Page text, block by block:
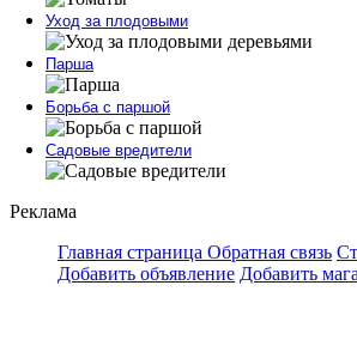
Уход за плодовыми
Парша
Борьба с паршой
Садовые вредители
Реклама
Главная страница Обратная связь
Добавить объявление Добавить